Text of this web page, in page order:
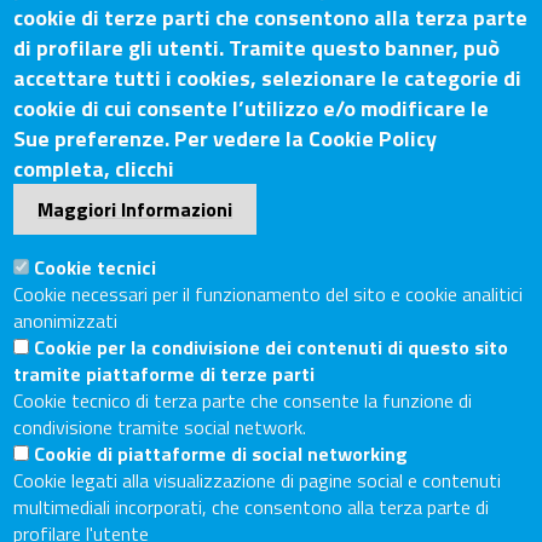
Contatti
Sede Legale: Via Lazzaro Spallanzani, 25 – 52100 Arezzo
Sede Secondaria: Piazza Giacomo Matteotti, 30 - 53100
Siena
Tel. Sede Legale: 0575/3030
Tel. Sede Secondaria: 0577/202511
C.F./P.IVA: 02326130511
Codice Univoco UF6UWY
PECcciaa.arezzosiena@as.legalmail.camcom.it
Sito web
Accesso riservato
Linee guida pubblicazione di atti e documenti
Accessibilità
cookie di terze parti che consentono alla terza parte
di profilare gli utenti. Tramite questo banner, può
accettare tutti i cookies, selezionare le categorie di
cookie di cui consente l’utilizzo e/o modificare le
Sue preferenze. Per vedere la Cookie Policy
completa, clicchi
Maggiori Informazioni
Cookie tecnici
Cookie necessari per il funzionamento del sito e cookie analitici
anonimizzati
Cookie per la condivisione dei contenuti di questo sito
tramite piattaforme di terze parti
Cookie tecnico di terza parte che consente la funzione di
condivisione tramite social network.
Cookie di piattaforme di social networking
Cookie legati alla visualizzazione di pagine social e contenuti
multimediali incorporati, che consentono alla terza parte di
profilare l'utente